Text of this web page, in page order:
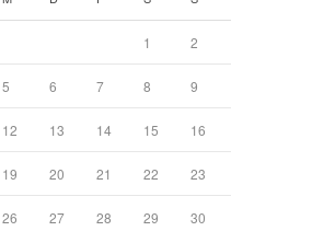
1 2
5 6 7 8 9
12 13 14 15 16
19 20 21 22 23
26 27 28 29 30